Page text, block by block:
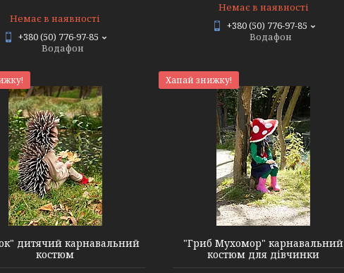
Немає в наявності
+380 (50) 776-97-85
Водафон
Немає в наявності
+380 (50) 776-97-85
Водафон
дитячий карнавальний
костюм
Хапай знижку!
"Гриб Мухомор" карнавальний
костюм для дівчинки